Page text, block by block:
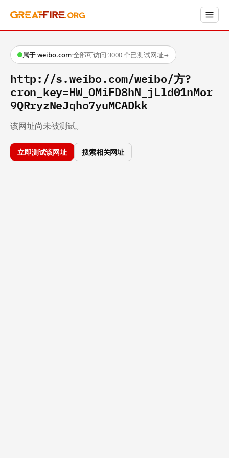
属于 weibo.com·全部可访问·3000 个已测试网址→
http://s.weibo.com/weibo/方?
cron_key=HW_OMiFD8hN_jLld01nMor
9QRryzNeJqho7yuMCADkk
该网址尚未被测试。
立即测试该网址 搜索相关网址